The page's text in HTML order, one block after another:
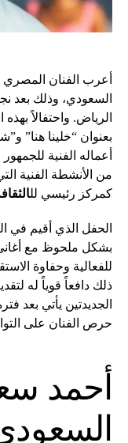
أعرب الفنان المصري
السعودي، وذلك بعد
الرياض. واحتفالاً
بعنوان “خلينا هنا”
أعماله الفنية
من الأنشطة الفنية
كمركز رئيسي لل
الحفل الذي أقيم في
بشكل ملحوظ مع أغاني
للفعالية وحفاوة
ذلك دافعاً قوياً له
الجديدتين يأتي بعد
حرص الفنان على
أحمد